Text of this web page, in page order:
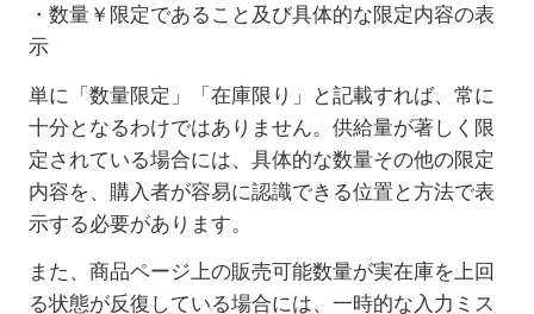
・数量￥限定であること及び具体的な限定内容の表
示
単に「数量限定」「在庫限り」と記載すれば、常に
十分となるわけではありません。供給量が著しく限
定されている場合には、具体的な数量その他の限定
内容を、購入者が容易に認識できる位置と方法で表
示する必要があります。
また、商品ページ上の販売可能数量が実在庫を上回
る状態が反復している場合には、一時的な入力ミス